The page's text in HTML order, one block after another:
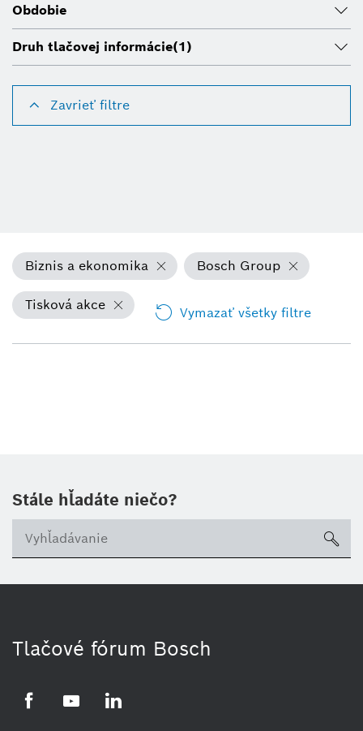
Obdobie
Druh tlačovej informácie(1)
Zavrieť filtre
Biznis a ekonomika Bosch Group
Tisková akce Vymazať všetky filtre
Stále hľadáte niečo?
Tlačové fórum Bosch